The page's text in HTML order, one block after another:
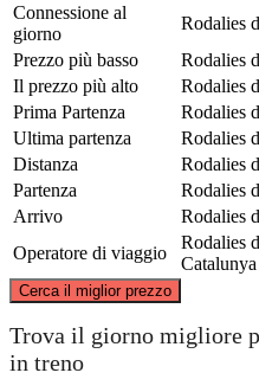
Connessione al
giorno
Rodalies
Prezzo più basso
Rodalies
Il prezzo più alto
Rodalies
Prima Partenza
Rodalies
Ultima partenza
Rodalies
Distanza
Rodalies
Partenza
Rodalies
Arrivo
Rodalies
Operatore di viaggio
Rodalies
Catalunya
Cerca il miglior prezzo
Trova il giorno migliore
in treno